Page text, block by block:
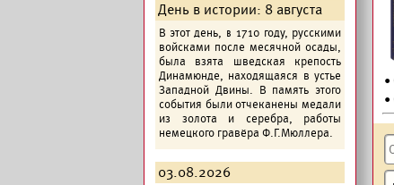
День в истории: 8 августа
В этот день, в 1710 году, русскими
войсками после месячной осады,
была взята шведская крепость
Динамюнде, находящаяся в устье
Западной Двины. В память этого
события были отчеканены медали
из золота и серебра, работы
немецкого гравёра Ф.Г.Мюллера.
03.08.2026
•